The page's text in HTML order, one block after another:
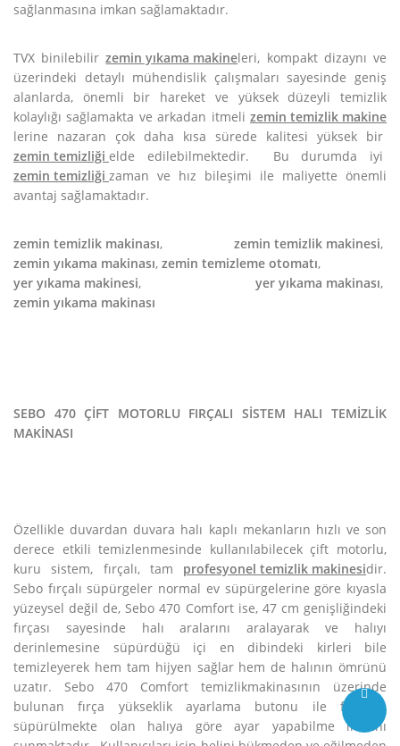
sağlanmasına imkan sağlamaktadır.
TVX binilebilirzemin yıkama makineleri, kompakt dizaynı ve
üzerindeki detaylı mühendislik çalışmaları sayesinde geniş
alanlarda, önemli bir hareket ve yüksek düzeyli temizlik
kolaylığı sağlamakta ve arkadan itmeli zemin temizlik makine
lerine nazaran çok daha kısa sürede kalitesi yüksek bir
zemin temizliği elde edilebilmektedir. Bu durumda iyi
zemin temizliği zaman ve hız bileşimi ile maliyette önemli
avantaj sağlamaktadır.
zemin temizlik makinası, zemin temizlik makinesi,
zemin yıkama makinası, zemin temizleme otomatı,
yer yıkama makinesi, yer yıkama makinası,
zemin yıkama makinası
SEBO 470 ÇİFT MOTORLU FIRÇALI SİSTEM HALI TEMİZLİK
MAKİNASI
Özellikle duvardan duvara halı kaplı mekanların hızlı ve son
derece etkili temizlenmesinde kullanılabilecek çift motorlu,
kuru sistem, fırçalı, tam profesyonel temizlik makinesidir.
Sebo fırçalı süpürgeler normal ev süpürgelerine göre kıyasla
yüzeysel değil de, Sebo 470 Comfort ise, 47 cm genişliğindeki
fırçası sayesinde halı aralarını aralayarak ve halıyı
derinlemesine süpürdüğü içi en dibindeki kirleri bile
temizleyerek hem tam hijyen sağlar hem de halının ömrünü
uzatır. Sebo 470 Comfort temizlikmakinasının üzerinde
bulunan fırça yükseklik ayarlama butonu ile fırçanın
süpürülmekte olan halıya göre ayar yapabilme imkanı